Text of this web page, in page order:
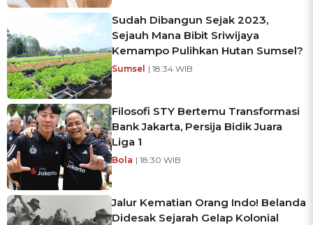
Sudah Dibangun Sejak 2023,
Sejauh Mana Bibit Sriwijaya
Kemampo Pulihkan Hutan Sumsel?
Sumsel | 18:34 WIB
Filosofi STY Bertemu Transformasi
Bank Jakarta, Persija Bidik Juara
Liga 1
Bola | 18:30 WIB
Jalur Kematian Orang Indo! Belanda
Didesak Sejarah Gelap Kolonial